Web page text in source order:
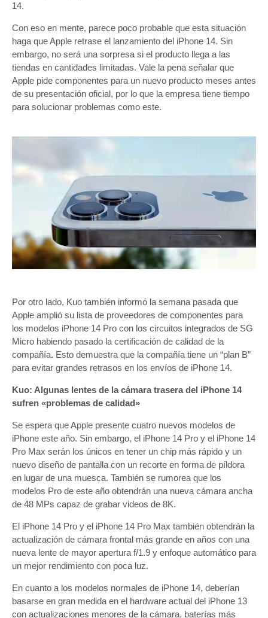
14.
Con eso en mente, parece poco probable que esta situación
haga que Apple retrase el lanzamiento del iPhone 14. Sin
embargo, no será una sorpresa si el producto llega a las
tiendas en cantidades limitadas. Vale la pena señalar que
Apple pide componentes para un nuevo producto meses antes
de su presentación oficial, por lo que la empresa tiene tiempo
para solucionar problemas como este.
Por otro lado, Kuo también informó la semana pasada que
Apple amplió su lista de proveedores de componentes para
los modelos iPhone 14 Pro con los circuitos integrados de SG
Micro habiendo pasado la certificación de calidad de la
compañía. Esto demuestra que la compañía tiene un “plan B”
para evitar grandes retrasos en los envíos de iPhone 14.
Kuo: Algunas lentes de la cámara trasera del iPhone 14
sufren «problemas de calidad»
Se espera que Apple presente cuatro nuevos modelos de
iPhone este año. Sin embargo, el iPhone 14 Pro y el iPhone 14
Pro Max serán los únicos en tener un chip más rápido y un
nuevo diseño de pantalla con un recorte en forma de píldora
en lugar de una muesca. También se rumorea que los
modelos Pro de este año obtendrán una nueva cámara ancha
de 48 MPs capaz de grabar videos de 8K.
El iPhone 14 Pro y el iPhone 14 Pro Max también obtendrán la
actualización de cámara frontal más grande en años con una
nueva lente de mayor apertura f/1.9 y enfoque automático para
un mejor rendimiento con poca luz.
En cuanto a los modelos normales de iPhone 14, deberían
basarse en gran medida en el hardware actual del iPhone 13
con actualizaciones menores de la cámara, baterías más